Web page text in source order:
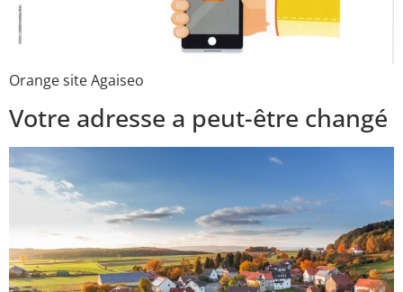
Orange site Agaiseo
Votre adresse a peut-être changé